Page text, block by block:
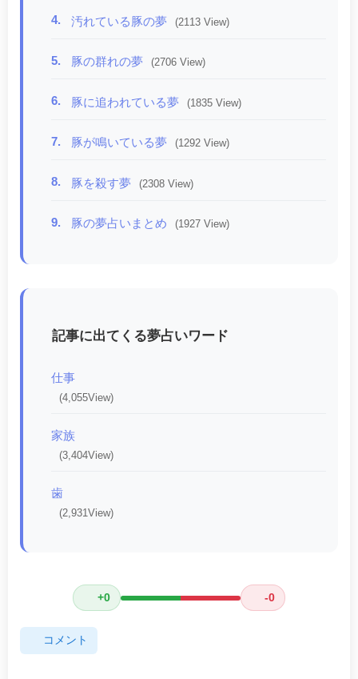
4. 汚れている豚の夢 (2113 View)
5. 豚の群れの夢 (2706 View)
6. 豚に追われている夢 (1835 View)
7. 豚が鳴いている夢 (1292 View)
8. 豚を殺す夢 (2308 View)
9. 豚の夢占いまとめ (1927 View)
記事に出てくる夢占いワード
仕事
(4,055View)
家族
(3,404View)
歯
(2,931View)
+0 -0
コメント